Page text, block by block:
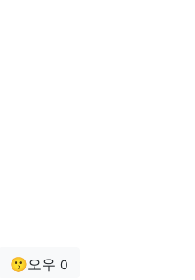
😗오우 0